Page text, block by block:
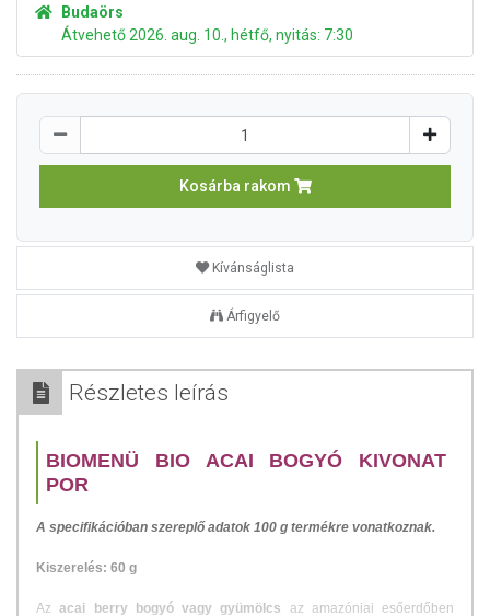
Budaörs
Átvehető 2026. aug. 10., hétfő, nyitás: 7:30
Kosárba rakom
Kívánságlista
Árfigyelő
Részletes leírás
BIOMENÜ BIO ACAI BOGYÓ KIVONAT
POR
A specifikációban szereplő adatok 100 g termékre vonatkoznak.
Kiszerelés: 60 g
Azacai berry bogyó vagy gyümölcs az amazóniai esőerdőben